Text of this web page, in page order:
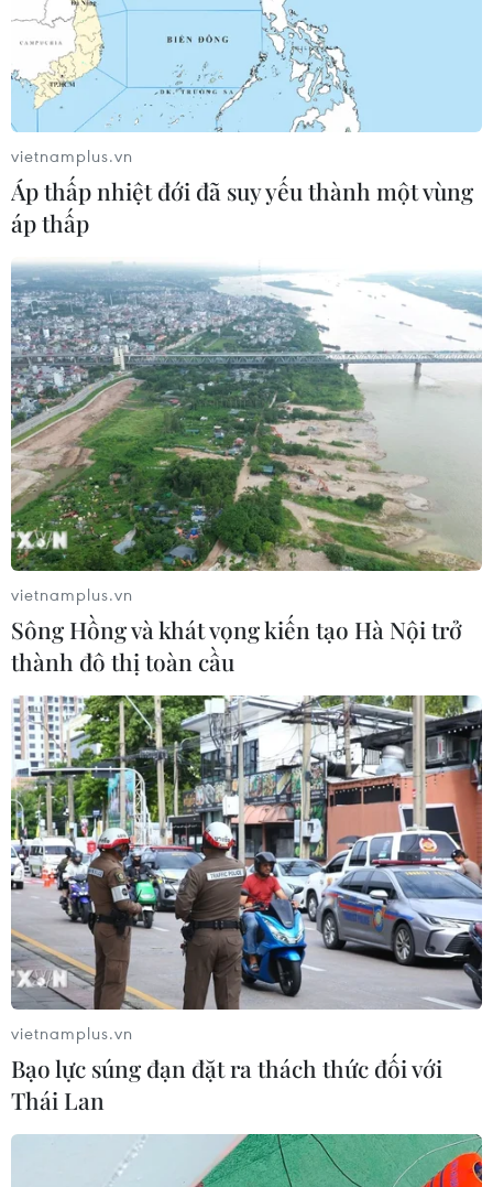
TIN LIÊN QUAN
Tổng thống Mỹ Donald Trump đưa ra loạt
thông báo thuế quan mới
16/07/2025 05:21
Tổng thống Mỹ Donald Trump cho biết ông có kế hoạch
áp đặt thuế quan hơn 10% đối với các quốc gia nhỏ
hơn, bao gồm các nước ở châu Phi và khu vực Caribe.
Thuế quan Mỹ: Ông Trump tuyên bố đạt
thỏa thuận với Indonesia
16/07/2025 00:08
Ngày 15/7, Mỹ tuyên bố đạt được thỏa thuận với
Indonesia, trong khi đó, Mexico sẽ công bố "các biện
mức thuế quan mới trước ngày 1/8.
vietnamplus.vn
Áp thấp nhiệt đới đã suy yếu thành một vùng
áp thấp
vietnamplus.vn
Sông Hồng và khát vọng kiến tạo Hà Nội trở
thành đô thị toàn cầu
vietnamplus.vn
Bạo lực súng đạn đặt ra thách thức đối với
Thái Lan